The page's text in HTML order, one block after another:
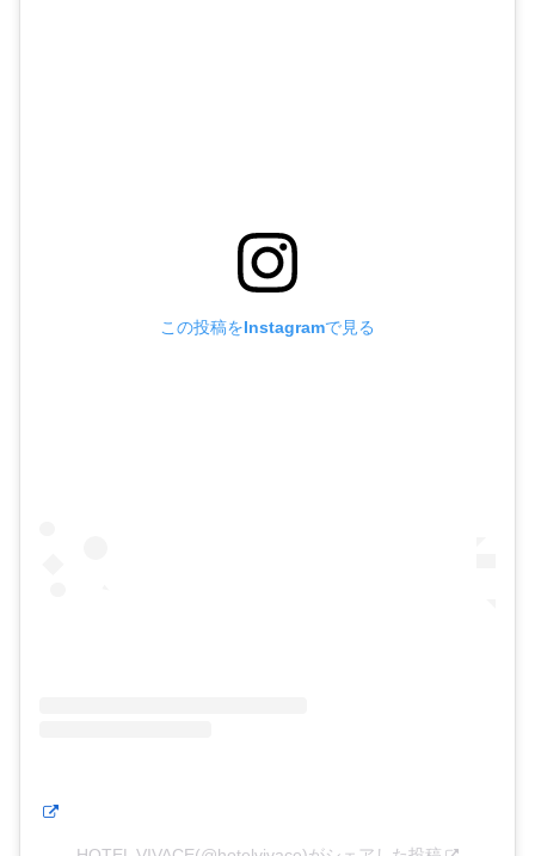
この投稿をInstagramで見る